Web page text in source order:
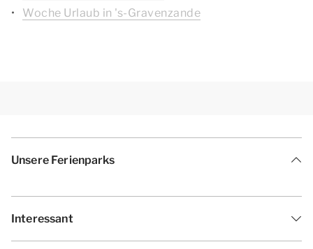
Woche Urlaub in 's-Gravenzande
Unsere Ferienparks
Interessant